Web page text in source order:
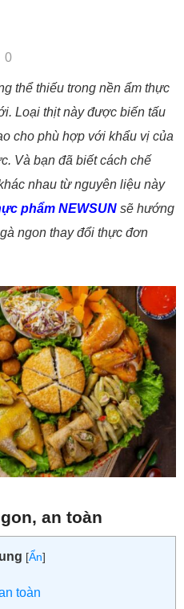
0
thể thiếu trong nền ẩm thực
Loại thịt này được biến tấu
cho phù hợp với khẩu vị của
Và bạn đã biết cách chế
nhau từ nguyên liệu này
phẩm NEWSUN sẽ hướng
ngon thay đổi thực đơn
an toàn
[Ẩn]
toàn